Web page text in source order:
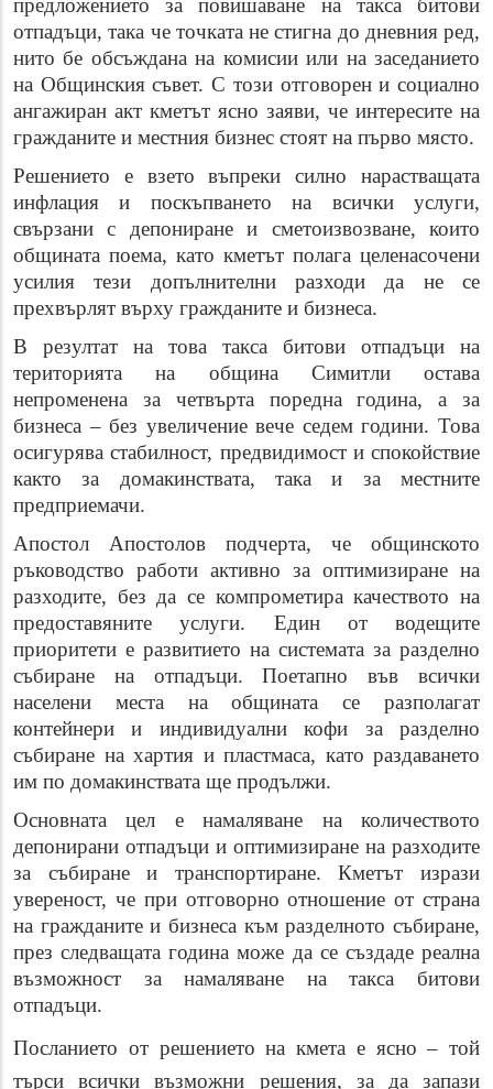
предложението за повишаване на такса битови
отпадъци, така че точката не стигна до дневния ред,
нито бе обсъждана на комисии или на заседанието
на Общинския съвет. С този отговорен и социално
ангажиран акт кметът ясно заяви, че интересите на
гражданите и местния бизнес стоят на първо място.
Решението е взето въпреки силно нарастващата
инфлация и поскъпването на всички услуги,
свързани с депониране и сметоизвозване, които
общината поема, като кметът полага целенасочени
усилия тези допълнителни разходи да не се
прехвърлят върху гражданите и бизнеса.
В резултат на това такса битови отпадъци на
територията на община Симитли остава
непроменена за четвърта поредна година, а за
бизнеса – без увеличение вече седем години. Това
осигурява стабилност, предвидимост и спокойствие
както за домакинствата, така и за местните
предприемачи.
Апостол Апостолов подчерта, че общинското
ръководство работи активно за оптимизиране на
разходите, без да се компрометира качеството на
предоставяните услуги. Един от водещите
приоритети е развитието на системата за разделно
събиране на отпадъци. Поетапно във всички
населени места на общината се разполагат
контейнери и индивидуални кофи за разделно
събиране на хартия и пластмаса, като раздаването
им по домакинствата ще продължи.
Основната цел е намаляване на количеството
депонирани отпадъци и оптимизиране на разходите
за събиране и транспортиране. Кметът изрази
увереност, че при отговорно отношение от страна
на гражданите и бизнеса към разделното събиране,
през следващата година може да се създаде реална
възможност за намаляване на такса битови
отпадъци.
Посланието от решението на кмета е ясно – той
търси всички възможни решения, за да запази